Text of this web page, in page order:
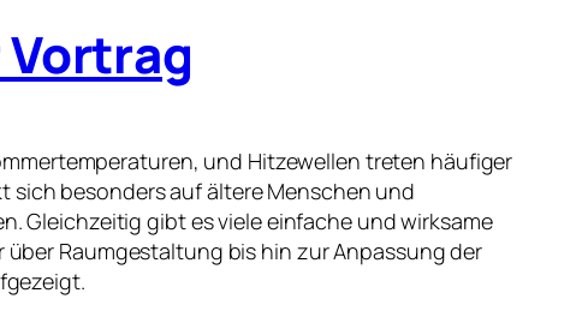
und Hitzewellen treten häufiger
sich besonders auf ältere Menschen und
Gleichzeitig gibt es viele einfache und wirksame
Raumgestaltung bis hin zur Anpassung der